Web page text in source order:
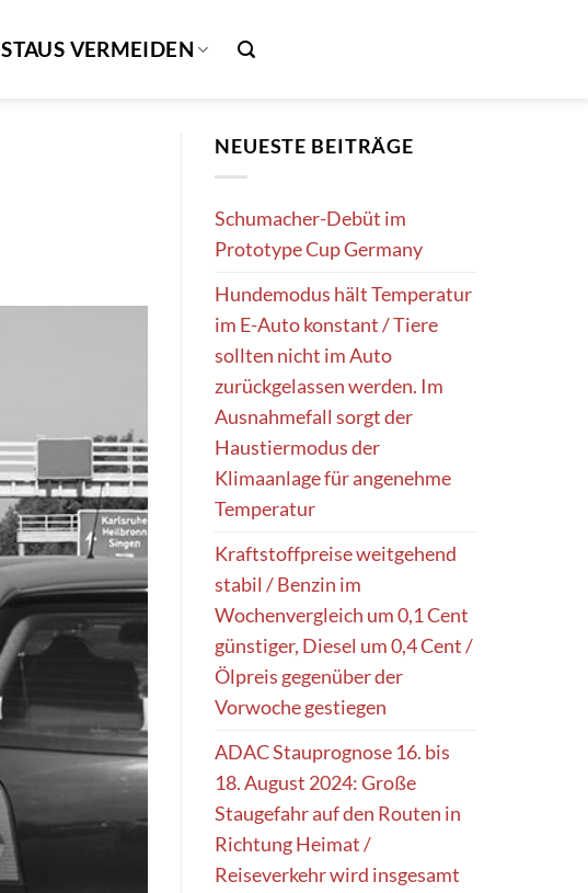
STAUS VERMEIDEN
NEUESTE BEITRÄGE
Schumacher-Debüt im
Prototype Cup Germany
Hundemodus hält Temperatur
im E-Auto konstant / Tiere
sollten nicht im Auto
zurückgelassen werden. Im
Ausnahmefall sorgt der
Haustiermodus der
Klimaanlage für angenehme
Temperatur
Kraftstoffpreise weitgehend
stabil / Benzin im
Wochenvergleich um 0,1 Cent
günstiger, Diesel um 0,4 Cent /
Ölpreis gegenüber der
Vorwoche gestiegen
ADAC Stauprognose 16. bis
18. August 2024: Große
Staugefahr auf den Routen in
Richtung Heimat /
Reiseverkehr wird insgesamt